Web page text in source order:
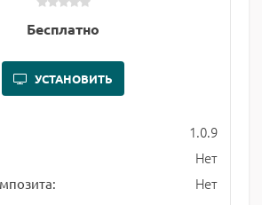
Бесплатно
УСТАНОВИТЬ
1.0.9
Нет
Нет